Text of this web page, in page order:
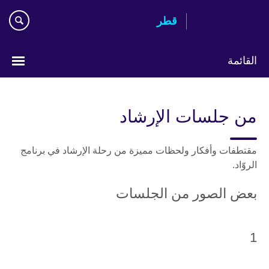
قطر
القائمة
من جلسات الإرشاد
مقتطفات وأفكار ولحظات مميزة من رحلة الإرشاد في برنامج
الروّاد.
بعض الصور من الجلسات
1